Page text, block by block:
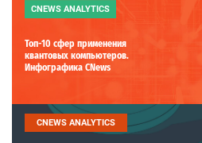
CNEWS ANALYTICS
Топ-10 сфер применения
квантовых компьютеров.
Инфографика CNews
CNEWS ANALYTICS